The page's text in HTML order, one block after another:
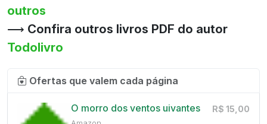
outros
⟶ Confira outros livros PDF do autor
Todolivro
Ofertas que valem cada página
O morro dos ventos uivantes R$ 15,00